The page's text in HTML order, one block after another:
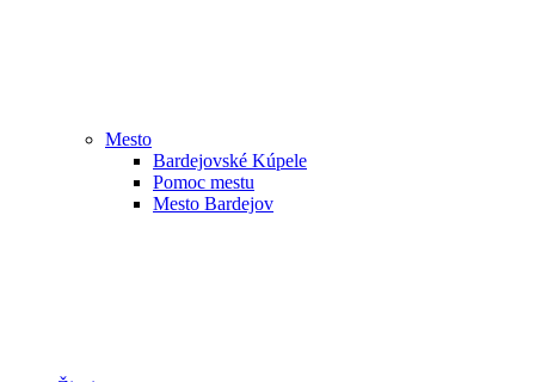
Mesto
Bardejovské Kúpele
Pomoc mestu
Mesto Bardejov